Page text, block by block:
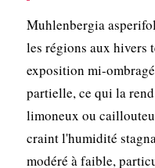
Muhlenbergia
les régions aux hivers
exposition mi-
partielle, ce qui la
limoneux ou
craint l'humidité
modéré à faible,